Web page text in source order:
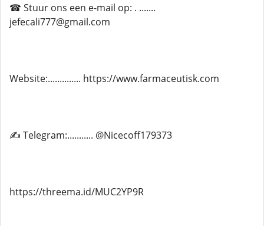
☎ Stuur ons een e-mail op: . .......
jefecali777@gmail.com
Website:.............. https://www.farmaceutisk.com
✍ Telegram:........... @Nicecoff179373
https://threema.id/MUC2YP9R